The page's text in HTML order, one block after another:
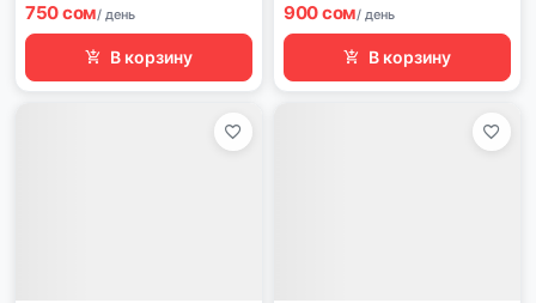
750 сом/ день
В корзину
900 сом/ день
В корзину